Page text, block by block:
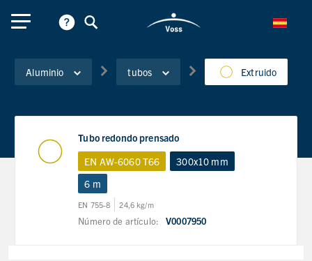
Aluminio tubos Extruido
Tubo redondo prensado
EN AW-6060 T66
300x10 mm
6 m
EN 755-8 24,6 kg/m
Número de artículo: V0007950